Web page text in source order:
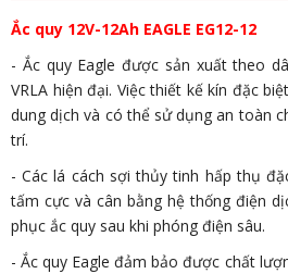
Ắc quy 12V-12Ah EAGLE EG12-12
- Ắc quy Eagle được sản xuất theo
VRLA hiện đại. Việc thiết kế kín đặc
dung dịch và có thể sử dụng an toàn
trí.
- Các lá cách sợi thủy tinh hấp thụ
tấm cực và cân bằng hệ thống điện
phục ắc quy sau khi phóng điện sâu.
- Ắc quy Eagle đảm bảo được chất